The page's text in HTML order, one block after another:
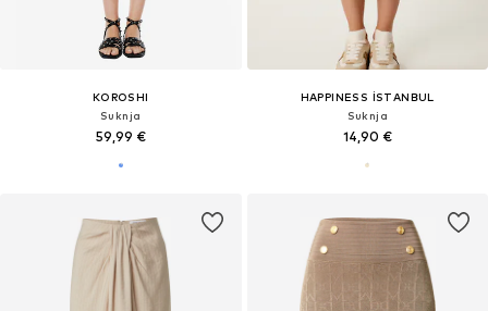
KOROSHI
Suknja
59,99 €
HAPPINESS İSTANBUL
Suknja
14,90 €